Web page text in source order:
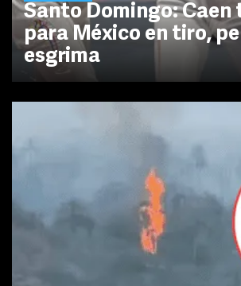
Santo Domingo: Caen
para México en tiro,
esgrima